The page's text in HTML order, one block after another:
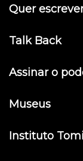
Quer
Talk Back
Assinar o
Museus
Instituto